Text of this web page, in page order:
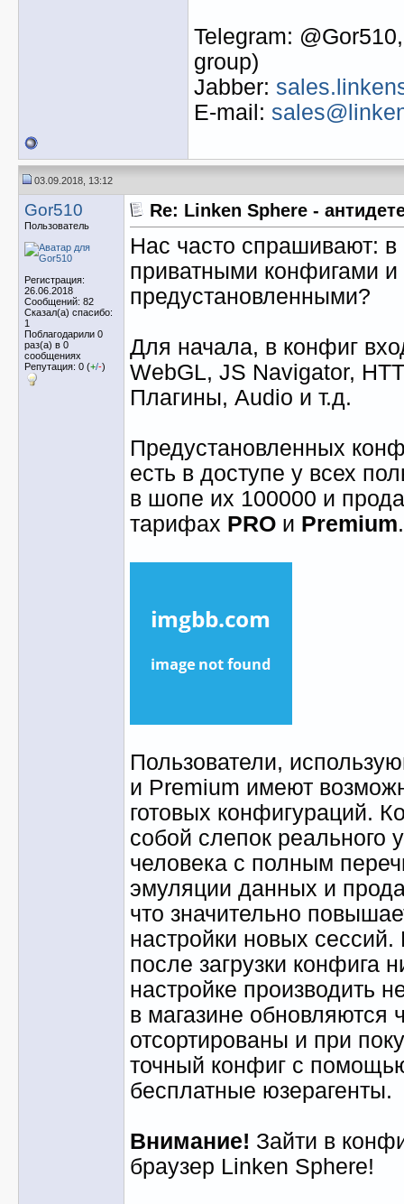
Telegram:
group)
Jabber:
E-mail:
03.09.2018, 13:12
Gor510
Пользователь
Регистрация:
26.06.2018
Сообщений: 82
Сказал(а) спасибо:
1
Поблагодарили 0
раз(а) в 0
сообщениях
Репутация: 0 (+/-)
Re: Linken Sphere -
Нас часто спрашивают:
приватными конфигами
предустановленными?
Для начала, в конфиг
WebGL, JS Navigator,
Плагины, Audio и т.д.
Предустановленных
есть в доступе у всех
в шопе их 100000 и
тарифах PRO и Premium.
Пользователи,
и Premium имеют
готовых конфигураций.
собой слепок реального
человека с полным
эмуляции данных и
что значительно
настройки новых
после загрузки конфига
настройке производить
в магазине
отсортированы и при
точный конфиг с
бесплатные юзерагенты.
Внимание! Зайти в
браузер Linken Sphere!